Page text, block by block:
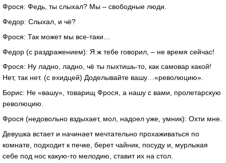
Фрося: Федь, ты слыхал? Мы – свободные люди.
Федор: Слыхал, и чё?
Фрося: Так может мы все-таки…
Федор (с раздражением): Я ж тебе говорил, – не время сейчас!
Фрося: Ну ладно, ладно, чё ты пыхтишь-то, как самовар какой!
Нет, так нет. (с ехидцей) Доделывайте вашу…«революцию».
Борис: Не «вашу», товарищ Фрося, а нашу с вами, пролетарскую
революцию.
Фрося (недовольно вздыхает, мол, надоел уже, умник): Охти мне.
Девушка встает и начинает мечтательно прохаживаться по
комнате, подходит к печке, берет чайник, посуду и, мурлыкая
себе под нос какую-то мелодию, ставит их на стол.